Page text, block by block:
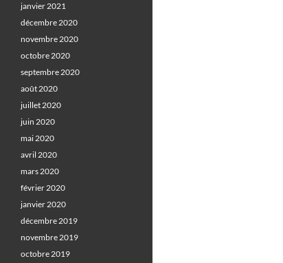
janvier 2021
décembre 2020
novembre 2020
octobre 2020
septembre 2020
août 2020
juillet 2020
juin 2020
mai 2020
avril 2020
mars 2020
février 2020
janvier 2020
décembre 2019
novembre 2019
octobre 2019